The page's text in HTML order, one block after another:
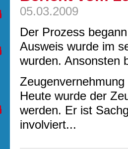
05.03.2009
Der Prozess
Ausweis wurde im
wurden. Ansonsten
Zeugenvernehmung
Heute wurde der
werden. Er ist
involviert...